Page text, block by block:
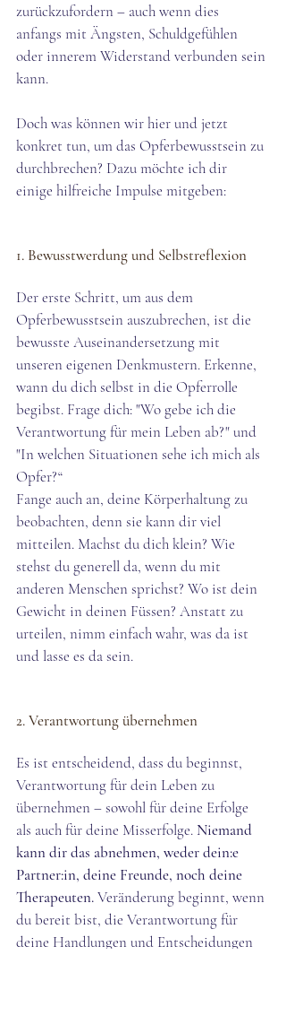
zurückzufordern – auch wenn dies
anfangs mit Ängsten, Schuldgefühlen
oder innerem Widerstand verbunden sein
kann.
Doch was können wir hier und jetzt
konkret tun, um das Opferbewusstsein zu
durchbrechen? Dazu möchte ich dir
einige hilfreiche Impulse mitgeben:
1. Bewusstwerdung und Selbstreflexion
Der erste Schritt, um aus dem
Opferbewusstsein auszubrechen, ist die
bewusste Auseinandersetzung mit
unseren eigenen Denkmustern. Erkenne,
wann du dich selbst in die Opferrolle
begibst. Frage dich: "Wo gebe ich die
Verantwortung für mein Leben ab?" und
"In welchen Situationen sehe ich mich als
Opfer?“
Fange auch an, deine Körperhaltung zu
beobachten, denn sie kann dir viel
mitteilen. Machst du dich klein? Wie
stehst du generell da, wenn du mit
anderen Menschen sprichst? Wo ist dein
Gewicht in deinen Füssen? Anstatt zu
urteilen, nimm einfach wahr, was da ist
und lasse es da sein.
2. Verantwortung übernehmen
Es ist entscheidend, dass du beginnst,
Verantwortung für dein Leben zu
übernehmen – sowohl für deine Erfolge
als auch für deine Misserfolge. Niemand
kann dir das abnehmen, weder dein:e
Partner:in, deine Freunde, noch deine
Therapeuten. Veränderung beginnt, wenn
du bereit bist, die Verantwortung für
deine Handlungen und Entscheidungen